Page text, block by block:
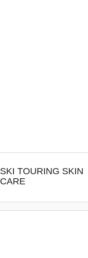
SKI TOURING SKIN
CARE